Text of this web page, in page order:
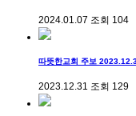
2024.01.07 조회 104
따뜻한교회 주보
2023.12.31 조회 129